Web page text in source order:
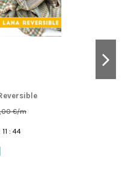
€/m
11 :44